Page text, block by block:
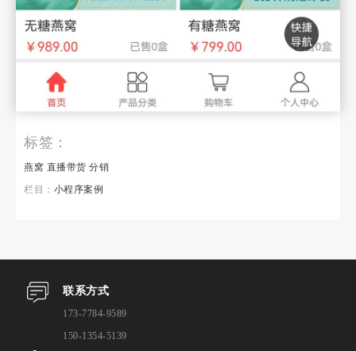
标签：
燕窝 直播带货 分销
栏目： 小程序案例
联系方式
173-7784-9589
150-1354-5139